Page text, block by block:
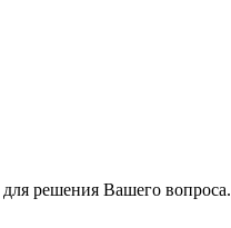
решения Вашего вопроса.